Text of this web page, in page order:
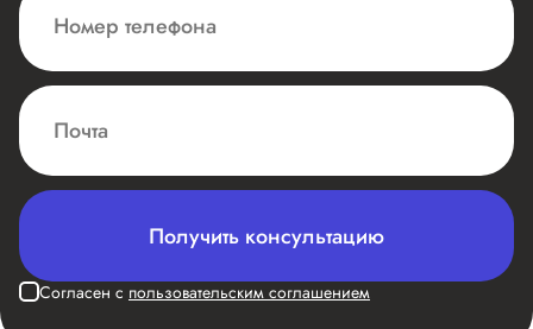
Получить консультацию
Согласен с пользовательским соглашением